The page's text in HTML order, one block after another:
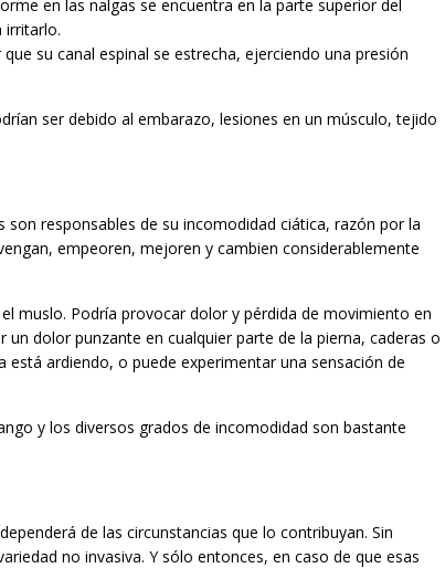
en las nalgas se encuentra en la parte superior del
irritarlo.
su canal espinal se estrecha, ejerciendo una presión
ser debido al embarazo, lesiones en un músculo, tejido
responsables de su incomodidad ciática, razón por la
empeoren, mejoren y cambien considerablemente
muslo. Podría provocar dolor y pérdida de movimiento en
dolor punzante en cualquier parte de la pierna, caderas o
está ardiendo, o puede experimentar una sensación de
y los diversos grados de incomodidad son bastante
de las circunstancias que lo contribuyan. Sin
no invasiva. Y sólo entonces, en caso de que esas